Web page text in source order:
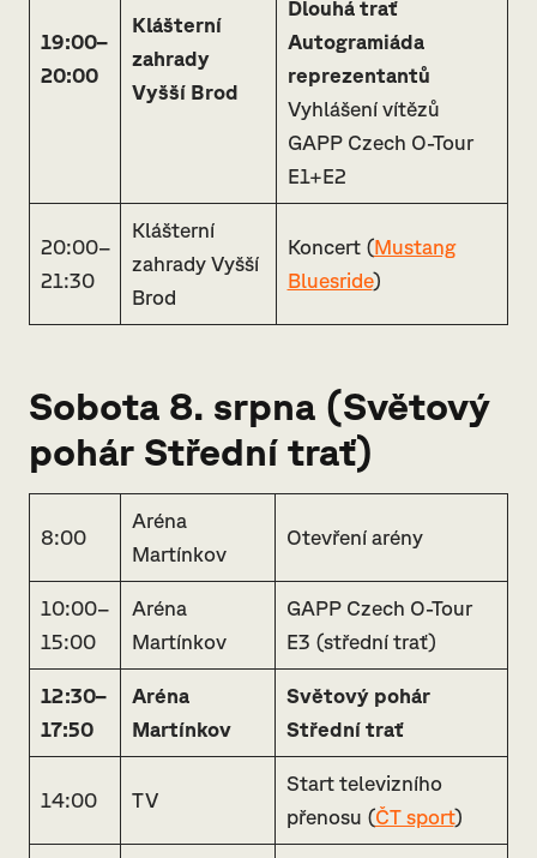
19:00–
20:00
Klášterní
zahrady
Vyšší Brod
Dlouhá trať
Autogramiáda
reprezentantů
Vyhlášení vítězů
GAPP Czech O-Tour
E1+E2
20:00–
21:30
Klášterní
zahrady Vyšší
Brod
Koncert (Mustang
Bluesride)
Sobota 8. srpna (Světový
pohár Střední trať)
8:00
Aréna
Martínkov
Otevření arény
10:00–
15:00
Aréna
Martínkov
GAPP Czech O-Tour
E3 (střední trať)
12:30–
17:50
Aréna
Martínkov
Světový pohár
Střední trať
14:00 TV
Start televizního
přenosu (ČT sport)